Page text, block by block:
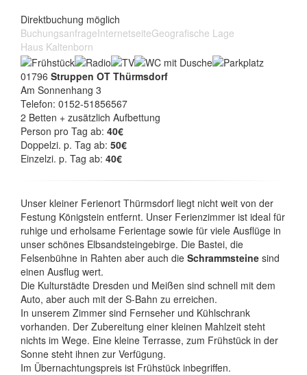
Direktbuchung möglich
BuchungsanfrageInternetseiteGeografische Lage
Haus Kaltenborn
01796 Struppen OT Thürmsdorf
Am Sonnenhang 3
Telefon: 0152-51856567
2 Betten + zusätzlich Aufbettung
Person pro Tag ab: 40€
Doppelzi. p. Tag ab: 50€
Einzelzi. p. Tag ab: 40€
Unser kleiner Ferienort Thürmsdorf liegt nicht weit von der
Festung Königstein entfernt. Unser Ferienzimmer ist ideal für
ruhige und erholsame Ferientage sowie für viele Ausflüge in
unser schönes Elbsandsteingebirge. Die Bastei, die
Felsenbühne in Rahten aber auch die Schrammsteine sind
einen Ausflug wert.
Die Kulturstädte Dresden und Meißen sind schnell mit dem
Auto, aber auch mit der S-Bahn zu erreichen.
In unserem Zimmer sind Fernseher und Kühlschrank
vorhanden. Der Zubereitung einer kleinen Mahlzeit steht
nichts im Wege. Eine kleine Terrasse, zum Frühstück in der
Sonne steht ihnen zur Verfügung.
Im Übernachtungspreis ist Frühstück inbegriffen.